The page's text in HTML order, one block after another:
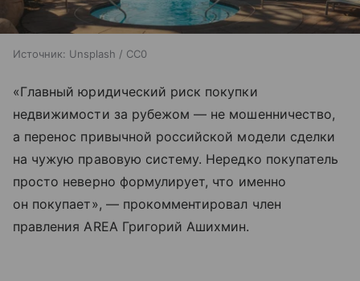
Источник: Unsplash / CC0
«Главный юридический риск покупки
недвижимости за рубежом — не мошенничество,
а перенос привычной российской модели сделки
на чужую правовую систему. Нередко покупатель
просто неверно формулирует, что именно
он покупает», — прокомментировал член
правления AREA Григорий Ашихмин.